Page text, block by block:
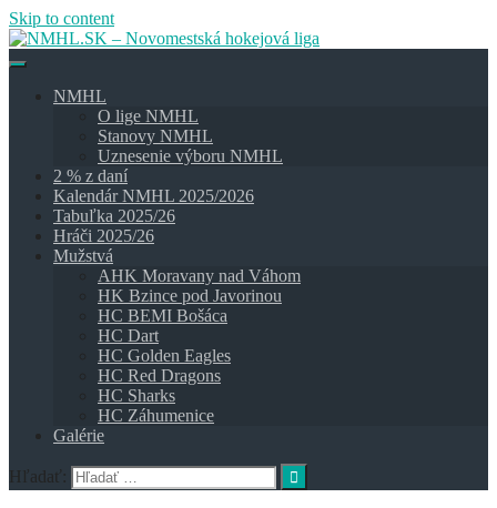
Skip to content
NMHL
O lige NMHL
Stanovy NMHL
Uznesenie výboru NMHL
2 % z daní
Kalendár NMHL 2025/2026
Tabuľka 2025/26
Hráči 2025/26
Mužstvá
AHK Moravany nad Váhom
HK Bzince pod Javorinou
HC BEMI Bošáca
HC Dart
HC Golden Eagles
HC Red Dragons
HC Sharks
HC Záhumenice
Galérie
Hľadať: